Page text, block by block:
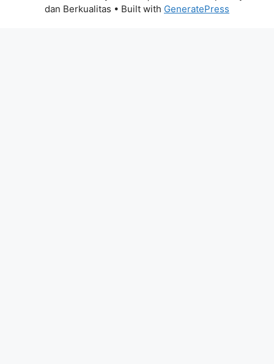
dan Berkualitas • Built with GeneratePress